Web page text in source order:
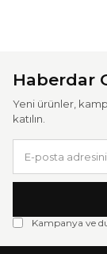
Haberdar
Yeni ürünler,
katılın.
Kampanya ve